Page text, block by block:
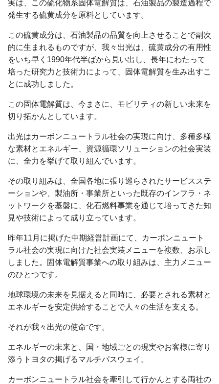
実は、この硫化物系固体電解質は、石油製品の製造過程で
発生する硫黄成分を原料としています。
この硫黄成分は、石油製品の品質を向上させることで副次
的に生まれるものですが、我々出光は、硫黄成分の有用性
をいち早く1990年代半ばから見い出し、長年にわたって
培った研究力と技術力によって、固体電解質を生み出すこ
とに成功しました。
この固体電解質は、今まさに、モビリティの新しい未来を
切り拓かんとしています。
出光はカーボンニュートラル社会の実現に向け、多種多様
な素材とエネルギー、資源循環ソリューションの社会実装
に、全力を挙げて取り組んでいます。
その取り組みは、全国各地に張り巡らされたサービスステ
ーションや、製油所・事業所といった既存のインフラ・ネ
ットワークを基盤に、化石燃料事業を通じて培ってきた知
見や技術によって成り立っています。
昨年11月に掲げた中期経営計画にて、カーボンニュート
ラル社会の実現に向けた社会実装メニューを複数、お示し
しました。固体電解質事業への取り組みは、主力メニュー
のひとつです。
地球環境の未来を見据えると同時に、必要とされる素材と
エネルギーを安定供給することで人々の生活を支える。
それが我々出光の使命です。
エネルギーの未来と、国・地域ごとの現実やお客様に寄り
添うトヨタの掲げるマルチパスウェイ。
カーボンニュートラル社会を牽引して行かんとする両社の